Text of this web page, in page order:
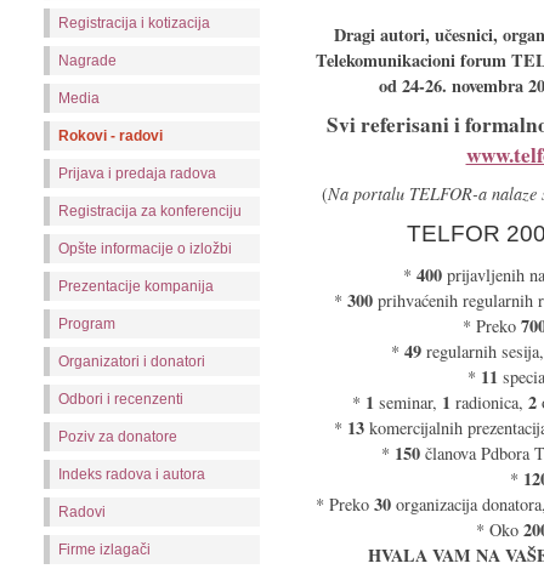
Registracija i kotizacija
Nagrade
Media
Rokovi - radovi
Prijava i predaja radova
Registracija za konferenciju
Opšte informacije o izložbi
Prezentacije kompanija
Program
Organizatori i donatori
Odbori i recenzenti
Poziv za donatore
Indeks radova i autora
Radovi
Firme izlagači
Dragi autori, učesnici,
Telekomunikacioni forum
od 24-26. novembra
Svi referisani i
(Na portalu TELFOR-a
TELFOR
* 400 prijavljenih
* 300prihvaćenih regularnih
* Preko
* 49 regularnih
* 11
* 1 seminar, 1 radionica, 2
* 13komercijalnih
* 150članova Pdbora
*
* Preko 30 organizacija
* Oko
HVALA VAM NA